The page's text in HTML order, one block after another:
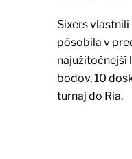
Sixers
pôsobila v
najužitočnejší
bodov, 10
turnaj do Ria.